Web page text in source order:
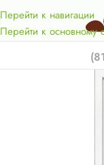
Перейти к навигации
Перейти к основному